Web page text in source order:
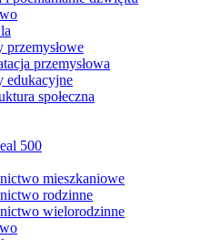
przemysłowe
przemysłowa
edukacyjne
społeczna
500
mieszkaniowe
rodzinne
wielorodzinne